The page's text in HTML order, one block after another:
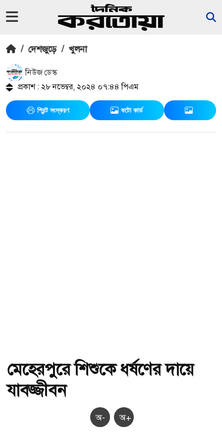
/ দেশজুড়ে / খুলনা
নিউজ ডেস্ক
প্রকাশ : ২৮ নভেম্বর, ২০২৪ ০৭:৪৪ পিএম
প্রিন্ট সংস্করণ ফটো কার্ড
মেহেরপুরে শিশুকে ধর্ষণের দায়ে
যাবজ্জীবন
অ- অ+